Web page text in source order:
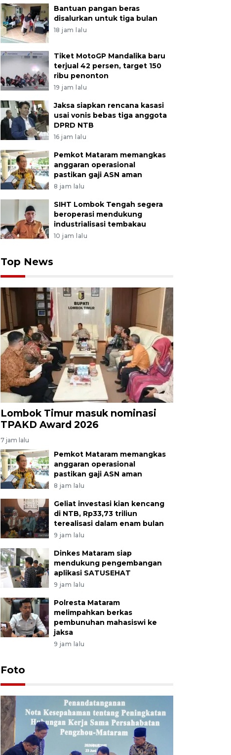
Bantuan pangan beras
disalurkan untuk tiga bulan
18 jam lalu
Tiket MotoGP Mandalika baru
terjual 42 persen, target 150
ribu penonton
19 jam lalu
Jaksa siapkan rencana kasasi
usai vonis bebas tiga anggota
DPRD NTB
16 jam lalu
Pemkot Mataram memangkas
anggaran operasional
pastikan gaji ASN aman
8 jam lalu
SIHT Lombok Tengah segera
beroperasi mendukung
industrialisasi tembakau
10 jam lalu
Top News
Lombok Timur masuk nominasi
TPAKD Award 2026
7 jam lalu
Pemkot Mataram memangkas
anggaran operasional
pastikan gaji ASN aman
8 jam lalu
Geliat investasi kian kencang
di NTB, Rp33,73 triliun
terealisasi dalam enam bulan
9 jam lalu
Dinkes Mataram siap
mendukung pengembangan
aplikasi SATUSEHAT
9 jam lalu
Polresta Mataram
melimpahkan berkas
pembunuhan mahasiswi ke
jaksa
9 jam lalu
Foto